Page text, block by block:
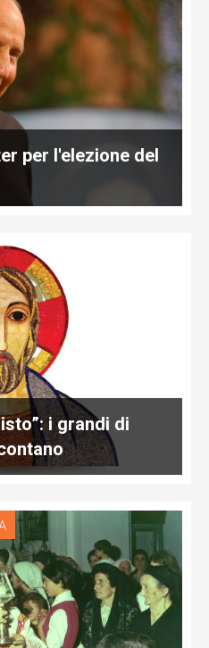
per l'elezione del
i grandi di